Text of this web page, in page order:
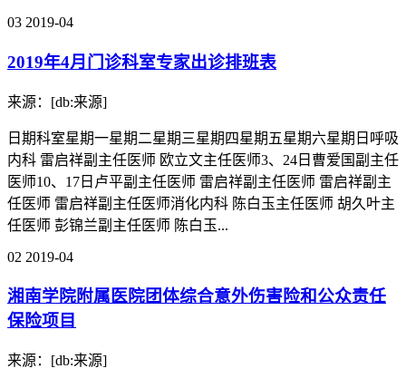
03 2019-04
2019年4月门诊科室专家出诊排班表
来源：[db:来源]
日期科室星期一星期二星期三星期四星期五星期六星期日呼吸
内科 雷启祥副主任医师 欧立文主任医师3、24日曹爱国副主任
医师10、17日卢平副主任医师 雷启祥副主任医师 雷启祥副主
任医师 雷启祥副主任医师消化内科 陈白玉主任医师 胡久叶主
任医师 彭锦兰副主任医师 陈白玉...
02 2019-04
湘南学院附属医院团体综合意外伤害险和公众责任
保险项目
来源：[db:来源]